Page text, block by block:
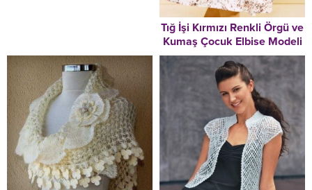
Tığ İşi Kırmızı Renkli Örgü ve
Kumaş Çocuk Elbise Modeli